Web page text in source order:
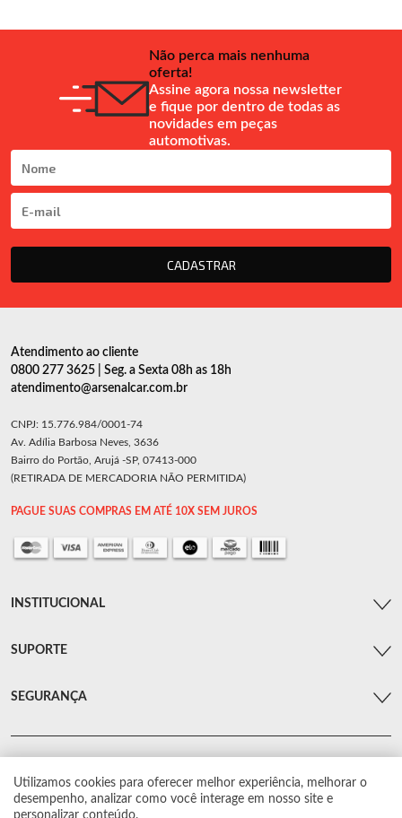
Não perca mais nenhuma
oferta!
Assine agora nossa newsletter
e fique por dentro de todas as
novidades em peças
automotivas.
CADASTRAR
Utilizamos cookies para oferecer melhor experiência, melhorar o
desempenho, analizar como você interage em nosso site e
personalizar conteúdo.
Atendimento ao cliente
0800 277 3625 | Seg. a Sexta 08h as 18h
atendimento@arsenalcar.com.br
CNPJ: 15.776.984/0001-74
Av. Adília Barbosa Neves, 3636
Bairro do Portão, Arujá -SP, 07413-000
(RETIRADA DE MERCADORIA NÃO PERMITIDA)
PAGUE SUAS COMPRAS EM ATÉ 10X SEM JUROS
INSTITUCIONAL
SUPORTE
SEGURANÇA
© Arsenal Car. Todos os direitos reservados.
Proibida reprodução total ou parcial. Preços e estoque sujeito a alterações sem